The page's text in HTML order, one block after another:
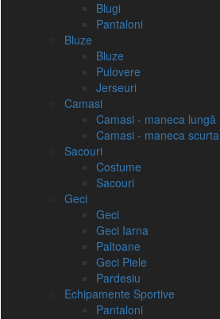
Blugi
Pantaloni
Bluze
Bluze
Pulovere
Jerseuri
Camasi
Camasi - maneca lungă
Camasi - maneca scurta
Sacouri
Costume
Sacouri
Geci
Geci
Geci Iarna
Paltoane
Geci Piele
Pardesiu
Echipamente Sportive
Pantaloni